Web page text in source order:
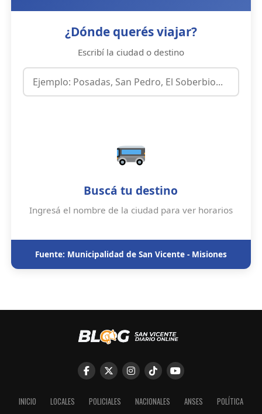
¿Dónde querés viajar?
Escribí la ciudad o destino
Buscá tu destino
Ingresá el nombre de la ciudad para ver horarios
Fuente: Municipalidad de San Vicente - Misiones
INICIO LOCALES POLICIALES NACIONALES ANSES POLÍTICA